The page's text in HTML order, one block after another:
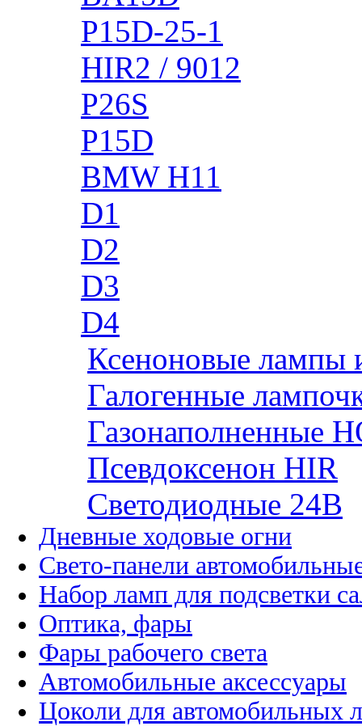
P15D-25-1
HIR2 / 9012
P26S
P15D
BMW H11
D1
D2
D3
D4
Ксеноновые лампы
Галогенные
Газонаполненные
Псевдоксенон HIR
Cветодиодные 24B
Дневные ходовые огни
Свето-панели
Набор ламп для подсветки
Оптика, фары
Фары рабочего света
Автомобильные аксессуары
Цоколи для автомобильных